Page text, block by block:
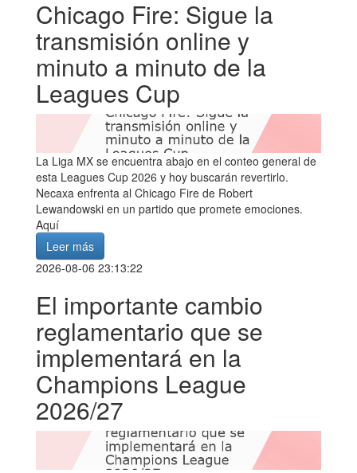
Chicago Fire: Sigue la
transmisión online y
minuto a minuto de la
Leagues Cup
La Liga MX se encuentra abajo en el conteo general de
esta Leagues Cup 2026 y hoy buscarán revertirlo.
Necaxa enfrenta al Chicago Fire de Robert
Lewandowski en un partido que promete emociones.
Aquí
Leer más
2026-08-06 23:13:22
El importante cambio
reglamentario que se
implementará en la
Champions League
2026/27